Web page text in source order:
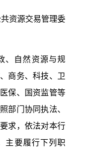
资源交易管理委
、自然资源与规
商务、科技、卫
保、国资监管等
部门协同执法、
求，依法对本行
主要履行下列职